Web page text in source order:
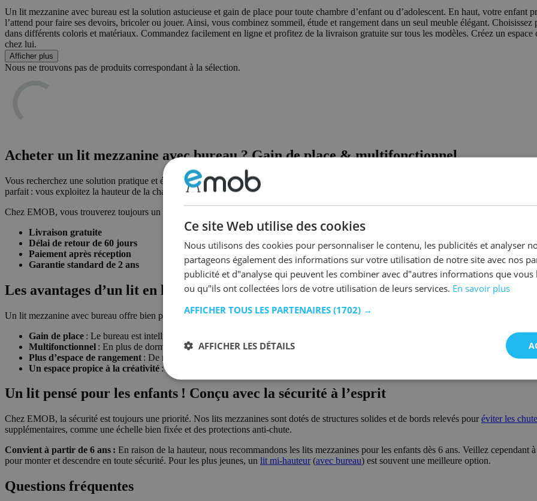
Un lit mezzanine avec bureau est la solution astucieuse et gain de place pour toute chambre d’enfant ou d’adolescent. En haut, votre enfant
l’attend pour faire ses devoirs, bricoler ou jouer. Ainsi, vous combinez sommeil, étude et rangement dans un seul meuble élégant.
dans différents coloris et matériaux. Commandez facilement en ligne et profitez de la livraison gratuite sur tous les modèles. Créez un
chez lui.
Afficher plus
Nous ne trouvons pas de produits correspondant à la sélection.
Acheter un lit mezzanine avec bureau ? Gain de place & multifonctionnel
Vous recherchez une solution pratique et élégante pour une chambre d’enfant, d’ado ou d’étudiant ? Alors, un lit mezzanine avec bureau
parfait : vous exploitez la hauteur de la chambre de manière optimale, ce qui laisse plus d’espace pour jouer, étudier ou se détendre.
Chez EMOB, vous trouverez toujours un
Livraison gratuite
Délai de retour de 60 jours
Paiement après réception
Garantie standard de 2 ans
Les avantages d’un lit en hauteur avec bureau intégré
Un lit mezzanine avec bureau offre bien plus qu’un simple espace de couchage. Voici quelques avantages essentiels :
Gain de place : Le bureau est intelligemment intégré sous le lit, ce qui permet de gagner de la place dans la chambre. Il reste
Multifonctionnel : En plus de dormir, il y a de la place pour étudier, jouer ou se détendre, idéal pour les enfants et les adolescents.
Plus d’espace de rangement : De nombreux modèles offrent des
comme des étagères,
Un espace propice à la créativité : Grâce à un aménagement efficace, il reste de la place pour d’autres meubles ou accessoires
Un lit pensé pour les enfants ! Conçu avec la sécurité à l’esprit
Chez EMOB, la sécurité est toujours une priorité. Nos lits mezzanines sont dotés de structures solides et de bords relevés pouréviter les
supplémentaires, comme une échelle bien fixée et des protections anti-chute.
Convient à partir de 6 ans : En raison de la hauteur, nous recommandons les lits mezzanines pour les enfants dès 6 ans. Veillez
pour monter et descendre en toute sécurité. Pour les plus jeunes, un lit mi-hauteur(avec bureau) est souvent une meilleure option.
Questions fréquentes
Ce site Web utilise des cookies
Nous utilisons des cookies pour personnaliser le contenu, les publicités et analyser
partageons également des informations sur votre utilisation de notre site avec nos
publicité et d"analyse qui peuvent les combiner avec d"autres informations que vous
ou qu"ils ont collectées lors de votre utilisation de leurs services. En savoir plus
AFFICHER TOUS LES PARTENAIRES (1702) →
AFFICHER LES DÉTAILS